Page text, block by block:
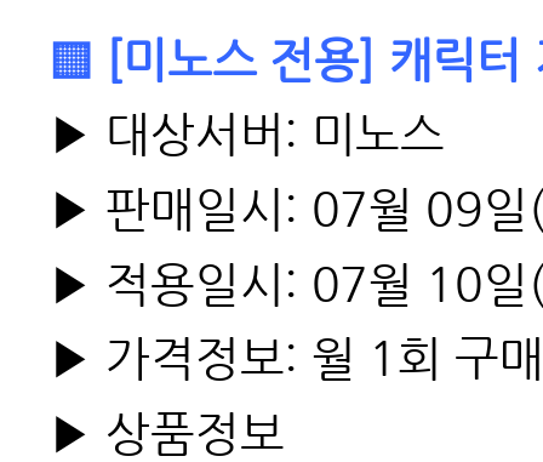
▒ [미노스 전용] 캐릭터
▶ 대상서버: 미노스
▶ 판매일시: 07월 09
▶ 적용일시: 07월 10일
▶ 가격정보: 월 1회 구
▶ 상품정보